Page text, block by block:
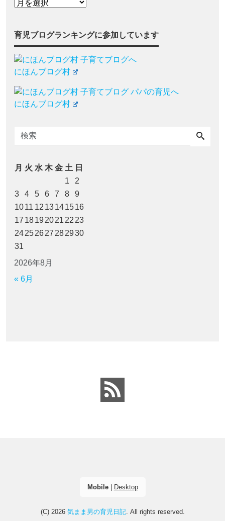
育児ブログランキングに参加しています
にほんブログ村
にほんブログ村
2026年8月
月 火 水 木 金 土 日
1
2
3
4 5 6 7 8
9
1011 12 13141516
17 18192021 22 23
24252627 282930
31
« 6月
Mobile| Desktop
(C) 2026 気まま男の育児日記. All rights reserved.